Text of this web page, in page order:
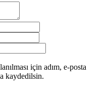
için adım, e-posta
kaydedilsin.